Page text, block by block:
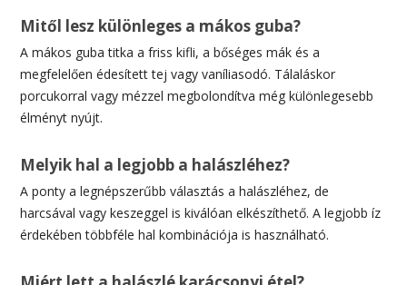
Mitől lesz különleges a mákos guba?
A mákos guba titka a friss kifli, a bőséges mák és a
megfelelően édesített tej vagy vaníliasodó. Tálaláskor
porcukorral vagy mézzel megbolondítva még különlegesebb
élményt nyújt.
Melyik hal a legjobb a halászléhez?
A ponty a legnépszerűbb választás a halászléhez, de
harcsával vagy keszeggel is kiválóan elkészíthető. A legjobb íz
érdekében többféle hal kombinációja is használható.